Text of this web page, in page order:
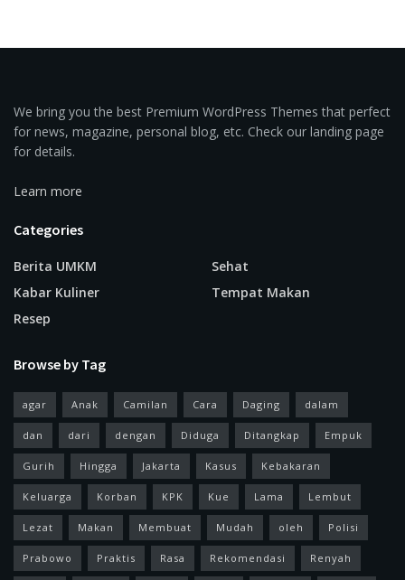
We bring you the best Premium WordPress Themes that perfect
for news, magazine, personal blog, etc. Check our landing page
for details.
Learn more
Categories
Berita UMKM
Kabar Kuliner
Resep
Sehat
Tempat Makan
Browse by Tag
agar Anak Camilan Cara Daging dalam
dan dari dengan Diduga Ditangkap Empuk
Gurih Hingga Jakarta Kasus Kebakaran
Keluarga Korban KPK Kue Lama Lembut
Lezat Makan Membuat Mudah oleh Polisi
Prabowo Praktis Rasa Rekomendasi Renyah